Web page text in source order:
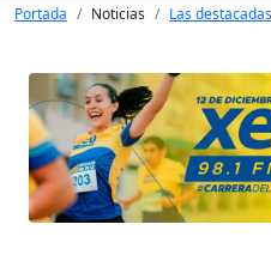
Portada Noticias Las destacadas